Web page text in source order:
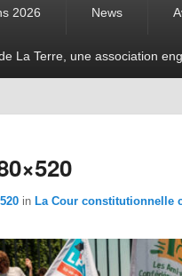
2026 News
La Terre, une association
in La Cour constitutionnelle